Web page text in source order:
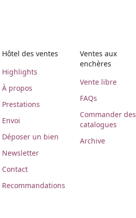
Hôtel des ventes
Highlights
À propos
Prestations
Envoi
Déposer un bien
Newsletter
Contact
Recommandations
Ventes aux
enchères
Vente libre
FAQs
Commander des
catalogues
Archive